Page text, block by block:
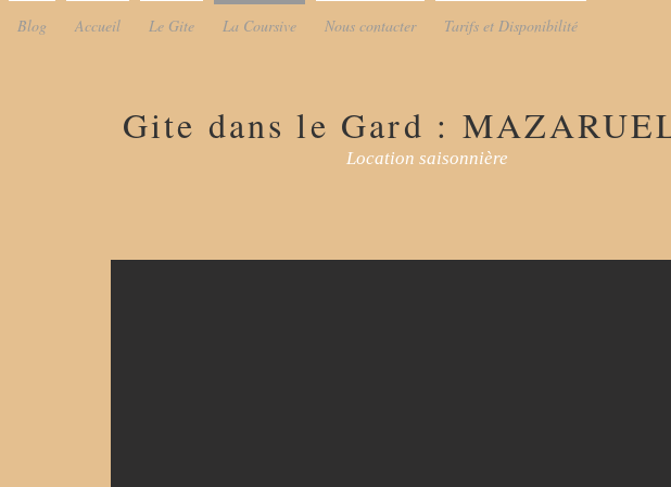
Blog Accueil Le Gite La Coursive Nous contacter Tarifs et Disponibilité
Gite dans le Gard :
Location saisonnière